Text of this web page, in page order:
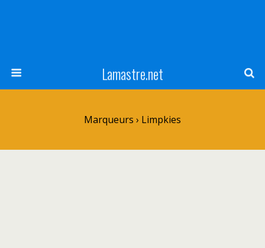
Lamastre.net
Marqueurs › Limpkies